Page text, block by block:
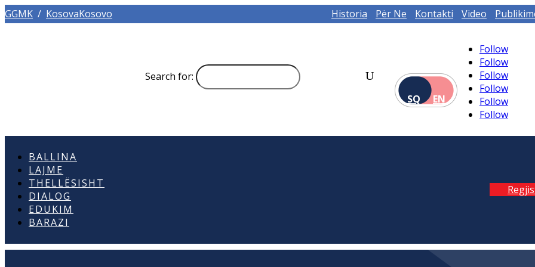
GGMK / KosovaKosovo Historia Për Ne Kontakti Video
Search for:
SQ
EN
Follow
Follow
Follow
Follow
Follow
Follow
BALLINA
LAJME
THELLËSISHT
DIALOG
EDUKIM
BARAZI